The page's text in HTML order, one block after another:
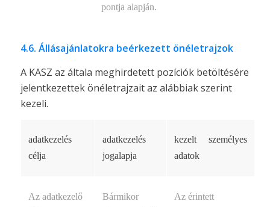
pontja alapján.
4.6. Állásajánlatokra beérkezett önéletrajzok
A KASZ az általa meghirdetett pozíciók betöltésére
jelentkezettek önéletrajzait az alábbiak szerint
kezeli.
adatkezelés
célja
adatkezelés
jogalapja
kezelt személyes
adatok
Az adatkezelő
Bármikor
Az érintett